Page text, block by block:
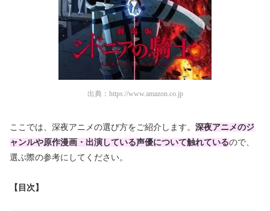
出典： https://www.amazon.co.jp
ここでは、深夜アニメの選び方をご紹介します。 深夜アニメのジ
ャンルや原作漫画・出演している声優について触れているので、
選ぶ際の参考にしてください。
【目次】